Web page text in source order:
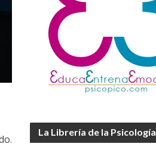
La Librería de la Psicología